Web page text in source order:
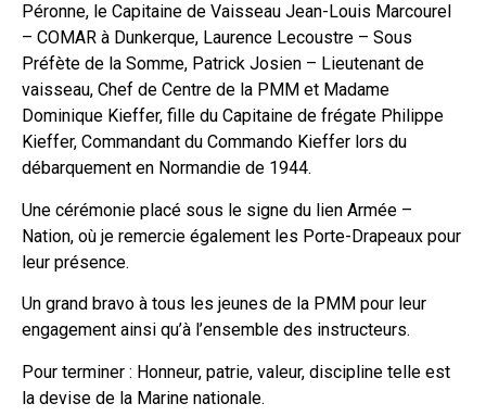
Péronne, le Capitaine de Vaisseau Jean-Louis Marcourel
– COMAR à Dunkerque, Laurence Lecoustre – Sous
Préfète de la Somme, Patrick Josien – Lieutenant de
vaisseau, Chef de Centre de la PMM et Madame
Dominique Kieffer, fille du Capitaine de frégate Philippe
Kieffer, Commandant du Commando Kieffer lors du
débarquement en Normandie de 1944.
Une cérémonie placé sous le signe du lien Armée –
Nation, où je remercie également les Porte-Drapeaux pour
leur présence.
Un grand bravo à tous les jeunes de la PMM pour leur
engagement ainsi qu’à l’ensemble des instructeurs.
Pour terminer : Honneur, patrie, valeur, discipline telle est
la devise de la Marine nationale.